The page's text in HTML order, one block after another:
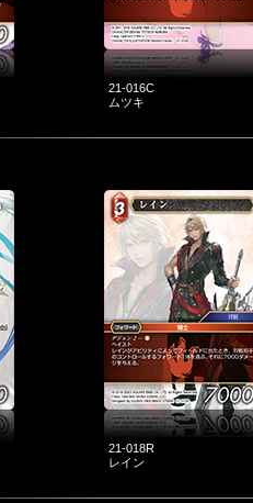
21-016C
ムツキ
21-018R
レイン